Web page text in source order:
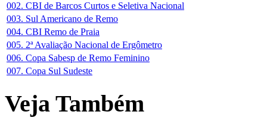
002. CBI de Barcos Curtos e Seletiva Nacional
003. Sul Americano de Remo
004. CBI Remo de Praia
005. 2ª Avaliação Nacional de Ergômetro
006. Copa Sabesp de Remo Feminino
007. Copa Sul Sudeste
Veja Também